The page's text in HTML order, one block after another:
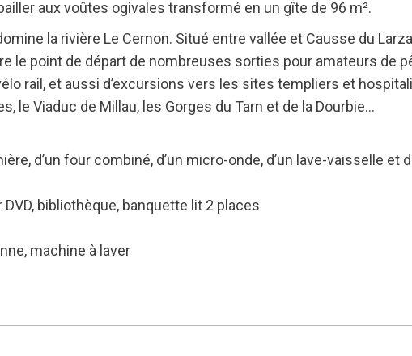
aux voûtes ogivales transformé en un gîte de 96 m².
la rivière Le Cernon. Situé entre vallée et Causse du
le point de départ de nombreuses sorties pour amateurs de
rail, et aussi d’excursions vers les sites templiers et
le Viaduc de Millau, les Gorges du Tarn et de la Dourbie…
d’un four combiné, d’un micro-onde, d’un lave-vaisselle et
bibliothèque, banquette lit 2 places
machine à laver